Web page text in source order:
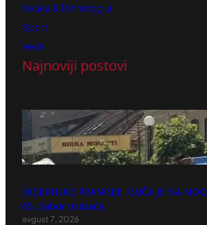
Nauka & Tehnologija
Sport
Vesti
Najnoviji postovi
ODJEKNULE PRANGIJE, GUČA JE NA
65. Sabor trubača
avgust 7, 2026